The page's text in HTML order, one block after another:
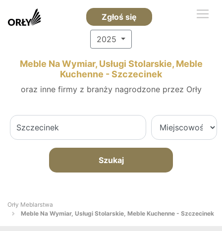
Zgłoś się
2025
Meble Na Wymiar, Usługi Stolarskie, Meble
Kuchenne - Szczecinek
oraz inne firmy z branży nagrodzone przez Orły
Szukaj
Orły Meblarstwa
Meble Na Wymiar, Usługi Stolarskie, Meble Kuchenne - Szczecinek